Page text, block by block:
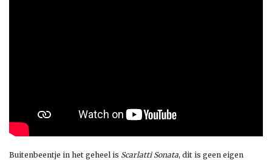
Buitenbeentje in het geheel is Scarlatti Sonata, dit is geen eigen